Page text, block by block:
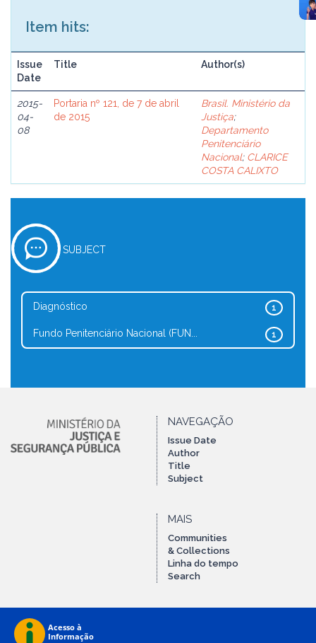
Item hits:
Issue
Date
Title Author(s)
2015-
04-
08
Portaria nº 121, de 7 de abril
de 2015
Brasil. Ministério da
Justiça;
Departamento
Penitenciário
Nacional; CLARICE
COSTA CALIXTO
SUBJECT
1
Diagnóstico
1
Fundo Penitenciário Nacional (FUN...
NAVEGAÇÃO
Issue Date
Author
Title
Subject
MAIS
Communities
& Collections
Linha do tempo
Search